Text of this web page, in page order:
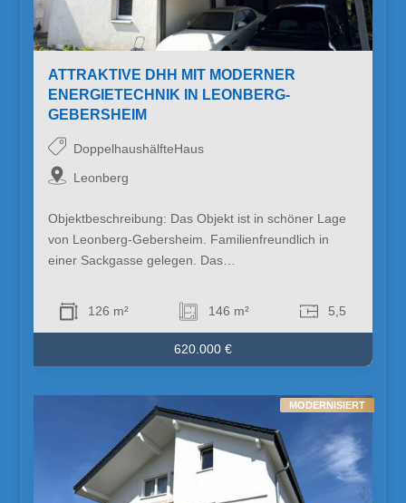
ATTRAKTIVE DHH MIT MODERNER
ENERGIETECHNIK IN LEONBERG-
GEBERSHEIM
DoppelhaushälfteHaus
Leonberg
Objektbeschreibung: Das Objekt ist in schöner Lage
von Leonberg-Gebersheim. Familienfreundlich in
einer Sackgasse gelegen. Das…
126 m² 146 m² 5,5
620.000 €
MODERNISIERT